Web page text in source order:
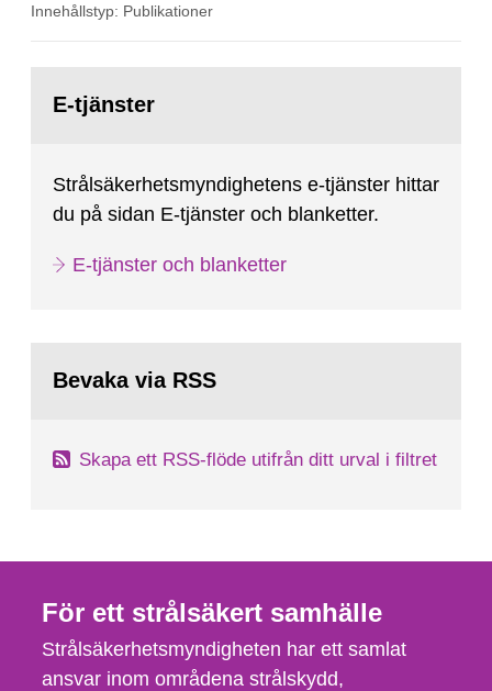
Innehållstyp: Publikationer
sida:E-tjänster
Strålsäkerhetsmyndighetens e-tjänster hittar
du på sidan E-tjänster och blanketter.
E-tjänster och blanketter
Bevaka via RSS
Skapa ett RSS-flöde utifrån ditt urval i filtret
För ett strålsäkert samhälle
Strålsäkerhetsmyndigheten har ett samlat
ansvar inom områdena strålskydd,